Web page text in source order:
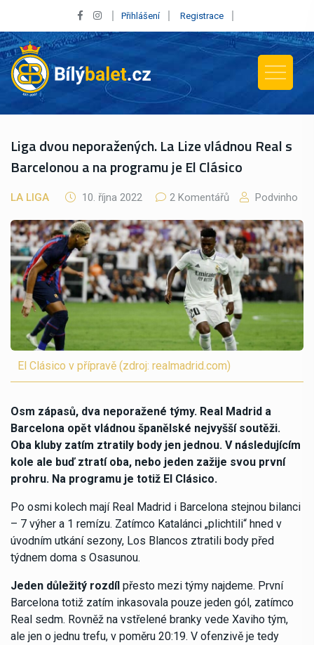
Přihlášení Registrace
Liga dvou neporažených. La Lize vládnou Real s
Barcelonou a na programu je El Clásico
LA LIGA 10. října 2022 2 Komentářů Podvinho
El Clásico v přípravě (zdroj: realmadrid.com)
Osm zápasů, dva neporažené týmy. Real Madrid a
Barcelona opět vládnou španělské nejvyšší soutěži.
Oba kluby zatím ztratily body jen jednou. V následujícím
kole ale buď ztratí oba, nebo jeden zažije svou první
prohru. Na programu je totiž El Clásico.
Po osmi kolech mají Real Madrid i Barcelona stejnou bilanci
– 7 výher a 1 remízu. Zatímco Katalánci „plichtili“ hned v
úvodním utkání sezony, Los Blancos ztratili body před
týdnem doma s Osasunou.
Jeden důležitý rozdíl přesto mezi týmy najdeme. První
Barcelona totiž zatím inkasovala pouze jeden gól, zatímco
Real sedm. Rovněž na vstřelené branky vede Xaviho tým,
ale jen o jednu trefu, v poměru 20:19. V ofenzivě je tedy